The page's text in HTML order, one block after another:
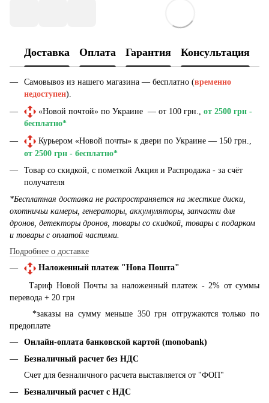
Доставка Оплата Гарантия Консультация
Самовывоз из нашего магазина — бесплатно (временно
недоступен).
«Новой почтой» по Украине — от 100 грн., от 2500 грн -
бесплатно*
Курьером «Новой почты» к двери по Украине — 150 грн.,
от 2500 грн - бесплатно*
Товар со скидкой, с пометкой Акция и Распродажа - за счёт
получателя
*Бесплатная доставка не распространяется на жесткие диски,
охотничьи камеры, генераторы, аккумуляторы, запчасти для
дронов, детекторы дронов, товары со скидкой, товары с подарком
и товары с оплатой частями.
Подробнее о доставке
Наложенный платеж "Нова Пошта"
Тариф Новой Почты за наложенный платеж - 2% от суммы
перевода + 20 грн
*заказы на сумму меньше 350 грн отгружаются только по
предоплате
Онлайн-оплата банковской картой (monobank)
Безналичный расчет без НДС
Счет для безналичного расчета выставляется от "ФОП"
Безналичный расчет с НДС